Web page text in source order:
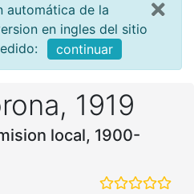
automática de la
en ingles del sitio
continuar
1919
local, 1900-